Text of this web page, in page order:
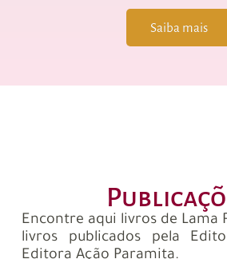
Saiba mais
Encontre aqui livros de Lama
livros publicados pela